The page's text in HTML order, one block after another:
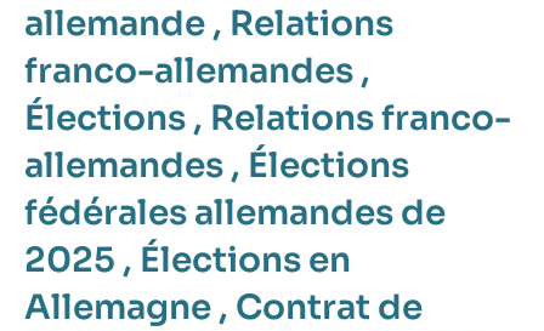
allemande , Relations
franco-allemandes ,
Élections , Relations franco-
allemandes , Élections
fédérales allemandes de
2025 , Élections en
Allemagne , Contrat de